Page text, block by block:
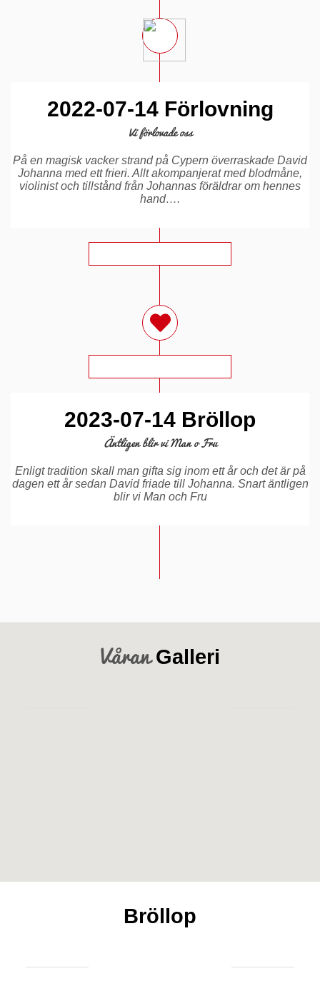
2022-07-14 Förlovning
Vi förlovade oss
På en magisk vacker strand på Cypern överraskade David
Johanna med ett frieri. Allt akompanjerat med blodmåne,
violinist och tillstånd från Johannas föräldrar om hennes
hand….
2023-07-14 Bröllop
Äntligen blir vi Man o Fru
Enligt tradition skall man gifta sig inom ett år och det är på
dagen ett år sedan David friade till Johanna. Snart äntligen
blir vi Man och Fru
Våran Galleri
Bröllop